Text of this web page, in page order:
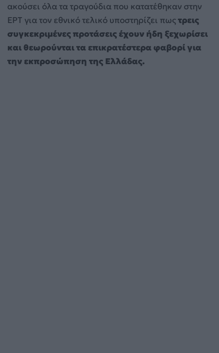
ακούσει όλα τα τραγούδια που κατατέθηκαν στην
ΕΡΤ για τον εθνικό τελικό υποστηρίζει πωςτρεις
συγκεκριμένες προτάσεις έχουν ήδη ξεχωρίσει
και θεωρούνται τα επικρατέστερα φαβορί για
την εκπροσώπηση της Ελλάδας.